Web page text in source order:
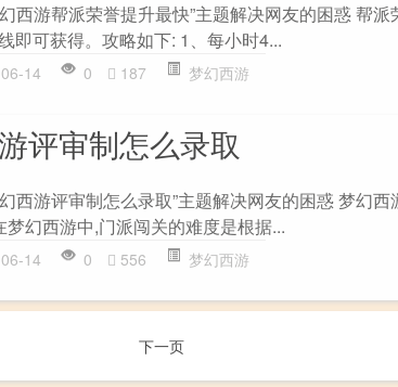
西游帮派荣誉提升最快”主题解决网友的困惑 帮
即可获得。攻略如下: 1、每小时4...
06-14 0 187 梦幻西游
评审制怎么录取
西游评审制怎么录取”主题解决网友的困惑 梦幻
梦幻西游中,门派闯关的难度是根据...
06-14 0 556 梦幻西游
下一页